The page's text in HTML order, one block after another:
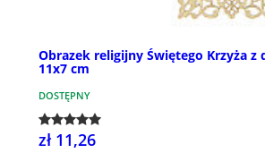
Obrazek religijny Świętego Krzyża
11x7 cm
DOSTĘPNY
zł 11,26